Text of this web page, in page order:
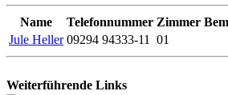
Name Telefonnummer Zimmer
Jule Heller 09294 94333-11 01
Weiterführende Links